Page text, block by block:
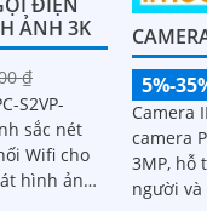
ẢNH 3K
₫
S2VP-
sắc nét
Wifi cho
hình ảnh
5%-
Camera
camera
3MP, hỗ
người